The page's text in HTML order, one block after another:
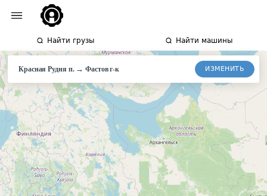
Найти грузы Найти машины
Красная Рудня п.→Фастов г-к ИЗМЕНИТЬ